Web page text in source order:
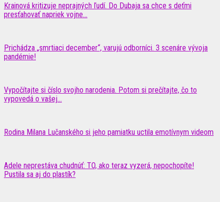
Krainová kritizuje neprajných ľudí. Do Dubaja sa chce s deťmi
presťahovať napriek vojne...
Prichádza „smrtiaci december“, varujú odborníci. 3 scenáre vývoja
pandémie!
Vypočítajte si číslo svojho narodenia. Potom si prečítajte, čo to
vypovedá o vašej...
Rodina Milana Lučanského si jeho pamiatku uctila emotívnym videom
Adele neprestáva chudnúť: TO, ako teraz vyzerá, nepochopíte!
Pustila sa aj do plastík?